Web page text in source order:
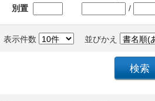
別置 /
表示件数 並びかえ